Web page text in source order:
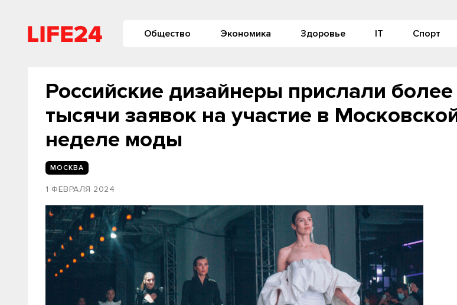
Общество Экономика Здоровье IT Спорт
Российские дизайнеры прислали более
тысячи заявок на участие в
неделе моды
МОСКВА
1 ФЕВРАЛЯ 2024